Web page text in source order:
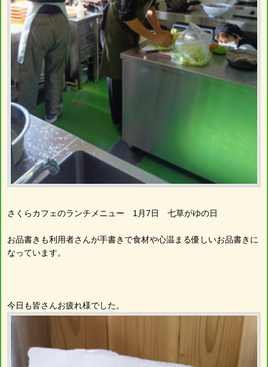
さくらカフェのランチメニュー 1月7日 七草がゆの日
お品書きも利用者さんが手書きで食材や心温まる優しいお品書きに
なっています。
今日も皆さんお疲れ様でした。